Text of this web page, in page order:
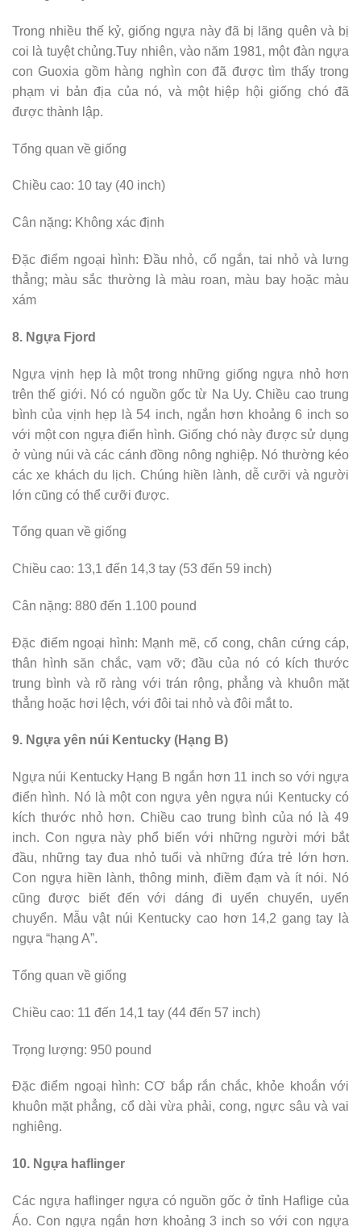
Trong nhiều thế kỷ, giống ngựa này đã bị lãng quên và bị
coi là tuyệt chủng.Tuy nhiên, vào năm 1981, một đàn ngựa
con Guoxia gồm hàng nghìn con đã được tìm thấy trong
phạm vi bản địa của nó, và một hiệp hội giống chó đã
được thành lập.
Tổng quan về giống
Chiều cao: 10 tay (40 inch)
Cân nặng: Không xác định
Đặc điểm ngoại hình: Đầu nhỏ, cổ ngắn, tai nhỏ và lưng
thẳng; màu sắc thường là màu roan, màu bay hoặc màu
xám
8. Ngựa Fjord
Ngựa vịnh hẹp là một trong những giống ngựa nhỏ hơn
trên thế giới. Nó có nguồn gốc từ Na Uy. Chiều cao trung
bình của vịnh hẹp là 54 inch, ngắn hơn khoảng 6 inch so
với một con ngựa điển hình. Giống chó này được sử dụng
ở vùng núi và các cánh đồng nông nghiệp. Nó thường kéo
các xe khách du lịch. Chúng hiền lành, dễ cưỡi và người
lớn cũng có thể cưỡi được.
Tổng quan về giống
Chiều cao: 13,1 đến 14,3 tay (53 đến 59 inch)
Cân nặng: 880 đến 1.100 pound
Đặc điểm ngoại hình: Mạnh mẽ, cổ cong, chân cứng cáp,
thân hình săn chắc, vạm vỡ; đầu của nó có kích thước
trung bình và rõ ràng với trán rộng, phẳng và khuôn mặt
thẳng hoặc hơi lệch, với đôi tai nhỏ và đôi mắt to.
9. Ngựa yên núi Kentucky (Hạng B)
Ngựa núi Kentucky Hạng B ngắn hơn 11 inch so với ngựa
điển hình. Nó là một con ngựa yên ngựa núi Kentucky có
kích thước nhỏ hơn. Chiều cao trung bình của nó là 49
inch. Con ngựa này phổ biến với những người mới bắt
đầu, những tay đua nhỏ tuổi và những đứa trẻ lớn hơn.
Con ngựa hiền lành, thông minh, điềm đạm và ít nói. Nó
cũng được biết đến với dáng đi uyển chuyển, uyển
chuyển. Mẫu vật núi Kentucky cao hơn 14,2 gang tay là
ngựa “hạng A”.
Tổng quan về giống
Chiều cao: 11 đến 14,1 tay (44 đến 57 inch)
Trọng lượng: 950 pound
Đặc điểm ngoại hình: CƠ bắp rắn chắc, khỏe khoắn với
khuôn mặt phẳng, cổ dài vừa phải, cong, ngực sâu và vai
nghiêng.
10. Ngựa haflinger
Các ngựa haflinger ngựa có nguồn gốc ở tỉnh Haflige của
Áo. Con ngựa ngắn hơn khoảng 3 inch so với con ngựa